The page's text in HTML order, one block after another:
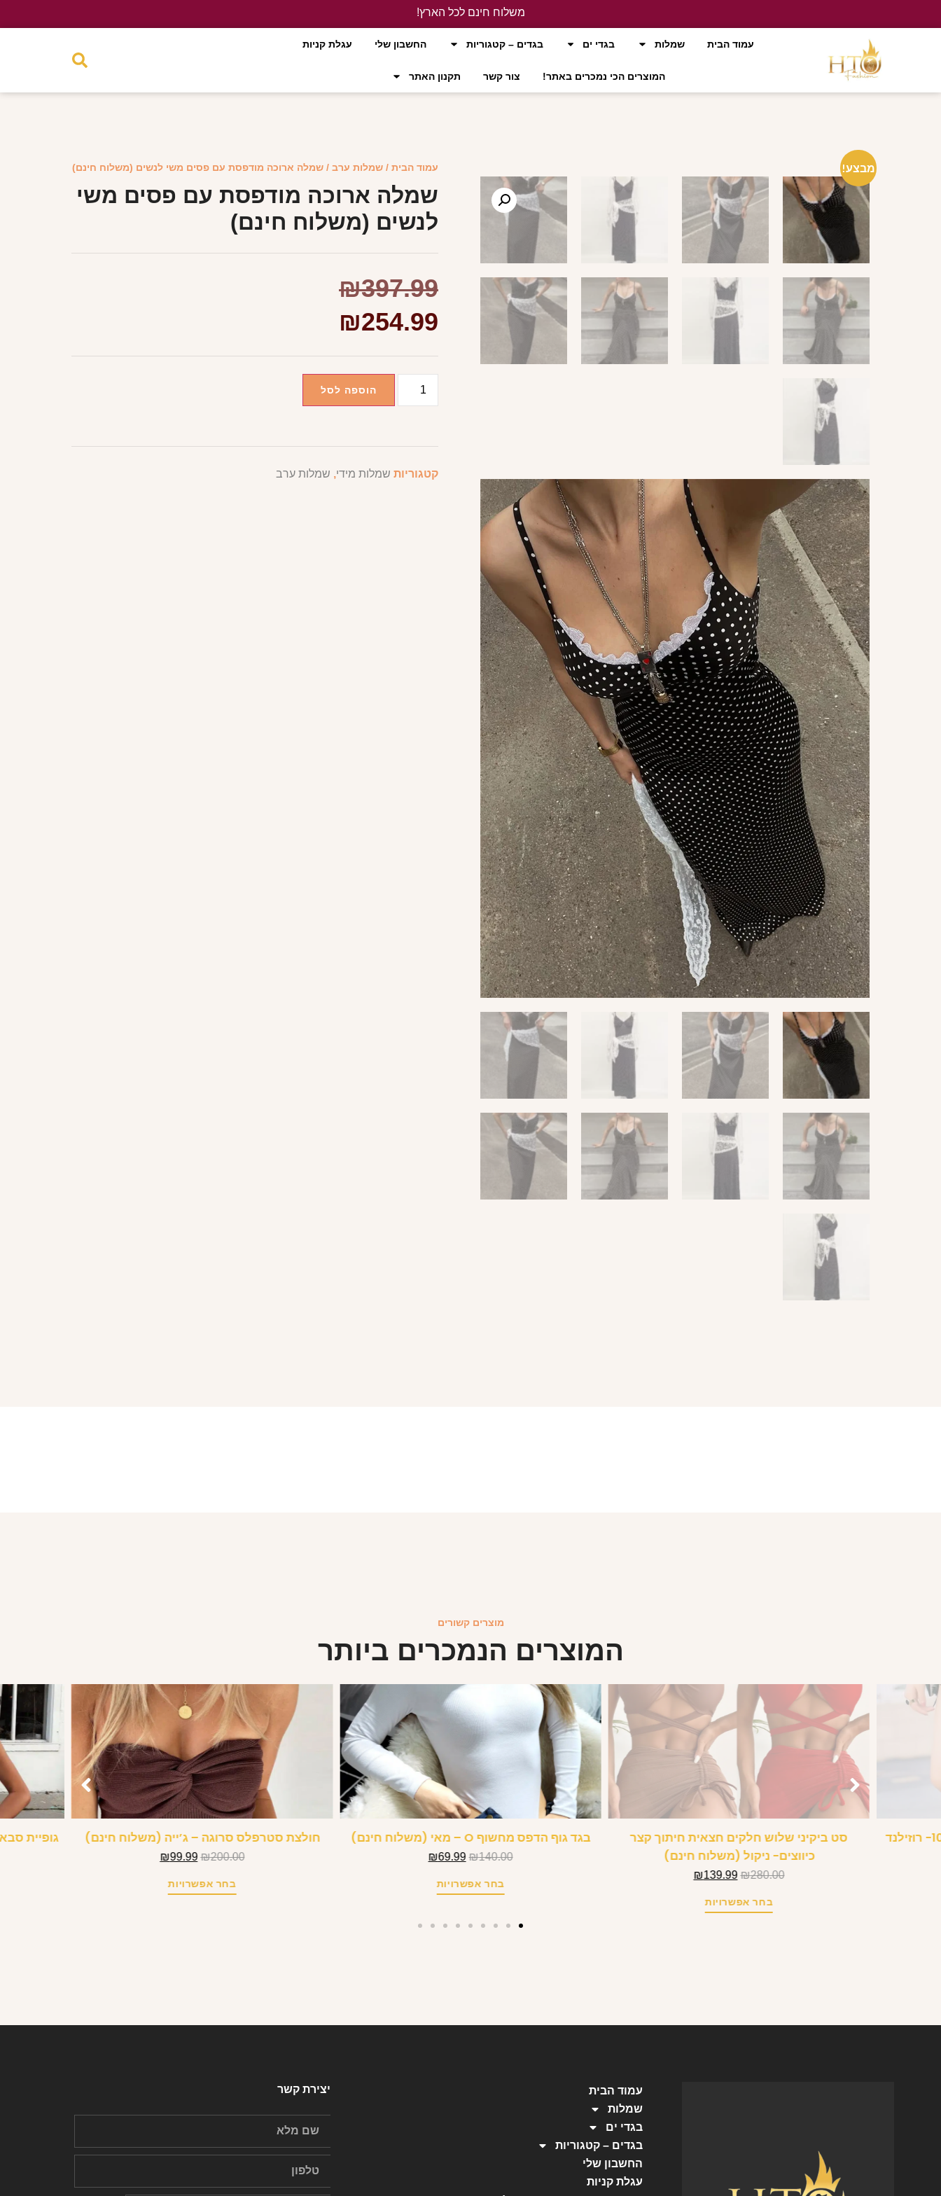
משלוח חינם לכל הארץ!
עמוד הבית
שמלות בגדי ים בגדים – קטגוריות החשבון שלי עגלת קניות
המוצרים הכי נמכרים באתר! צור קשר תקנון האתר
מבצע! עמוד הבית / שמלות ערב / שמלה ארוכה מודפסת עם פסים משי לנשים (משלוח חינם)
שמלה ארוכה מודפסת עם פסים משי
לנשים (משלוח חינם)
₪397.99
₪254.99
הוספה לסל
קטגוריות שמלות מידי, שמלות ערב
מוצרים קשורים
המוצרים הנמכרים ביותר
כפכפים שטוחים מעוצבים פרווה 100%- רוזילנד
סט ביקיני שלוש חלקים חצאית חיתוך קצר
כיווצים- ניקול (משלוח חינם)
₪280.00
₪139.99
בחר אפשרויות
בגד גוף הדפס מחשוף O – מאי (משלוח חינם)
₪140.00
₪69.99
בחר אפשרויות
חולצת סטרפלס סרוגה – ג’ייה (משלוח חינם)
₪200.00
₪99.99
בחר אפשרויות
גופיית
עמוד הבית
שמלות
בגדי ים
בגדים – קטגוריות
החשבון שלי
עגלת קניות
יצירת קשר